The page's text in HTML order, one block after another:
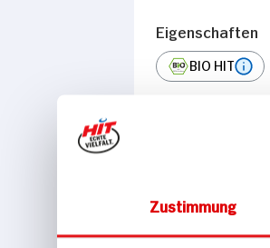
Zustimmung
Eigenschaften
BIO HIT